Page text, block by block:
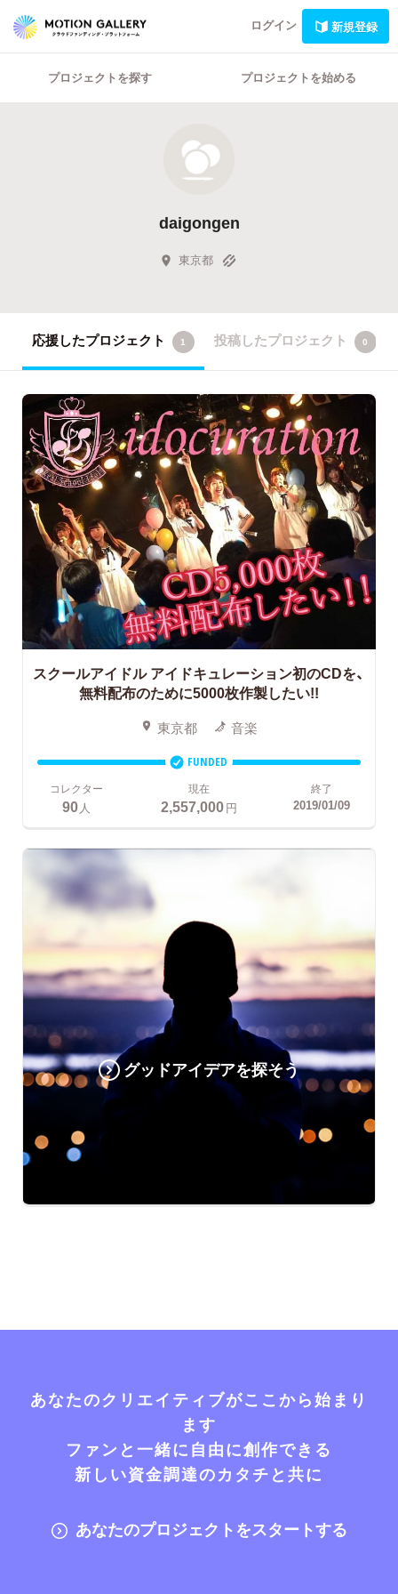
ログイン 新規登録
プロジェクトを探す プロジェクトを始める
daigongen
東京都
応援したプロジェクト 1 投稿したプロジェクト 0
スクールアイドル アイドキュレーション初のCDを、
無料配布のために5000枚作製したい!!
東京都 音楽
FUNDED
コレクター
90 人
現在
2,557,000円
終了
2019/01/09
グッドアイデアを探そう
あなたのクリエイティブがここから始まり
ます
ファンと一緒に自由に創作できる
新しい資金調達のカタチと共に
あなたのプロジェクトをスタートする